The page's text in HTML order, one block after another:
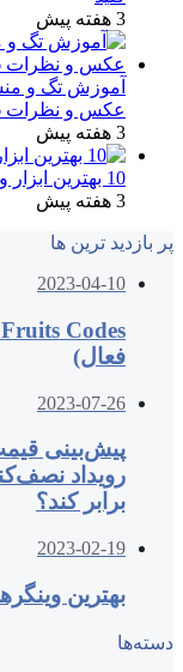
3 هفته پیش
آموزش تگ و
عکس و نظرات 2026)
3 هفته پیش
10 بهترین ابزار و پلتفرم حمایت از کارکنان برای سال 2026
3 هفته پیش
پر بازدید ترین ها
2023-04-10
فعال)
2023-07-26
پیش‌بینی
برابر کند؟
2023-02-19
بهترین وینگرها
دسته‌ها